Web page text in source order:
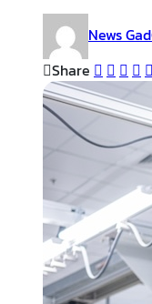
News
Share